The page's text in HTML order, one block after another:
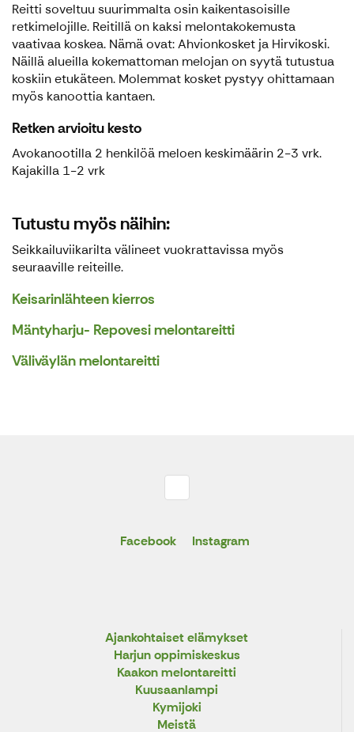
Reitti soveltuu suurimmalta osin kaikentasoisille
retkimelojille. Reitillä on kaksi melontakokemusta
vaativaa koskea. Nämä ovat: Ahvionkosket ja Hirvikoski.
Näillä alueilla kokemattoman melojan on syytä tutustua
koskiin etukäteen. Molemmat kosket pystyy ohittamaan
myös kanoottia kantaen.
Retken arvioitu kesto
Avokanootilla 2 henkilöä meloen keskimäärin 2-3 vrk.
Kajakilla 1-2 vrk
Tutustu myös näihin:
Seikkailuviikarilta välineet vuokrattavissa myös
seuraaville reiteille.
Keisarinlähteen kierros
Mäntyharju- Repovesi melontareitti
Väliväylän melontareitti
Facebook Instagram
Ajankohtaiset elämykset
Harjun oppimiskeskus
Kaakon melontareitti
Kuusaanlampi
Kymijoki
Meistä